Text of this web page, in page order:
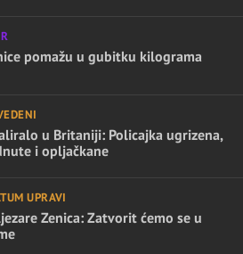
pomažu u gubitku kilograma
u Britaniji: Policajka ugrizena,
i opljačkane
UPRAVI
Zenica: Zatvorit ćemo se u